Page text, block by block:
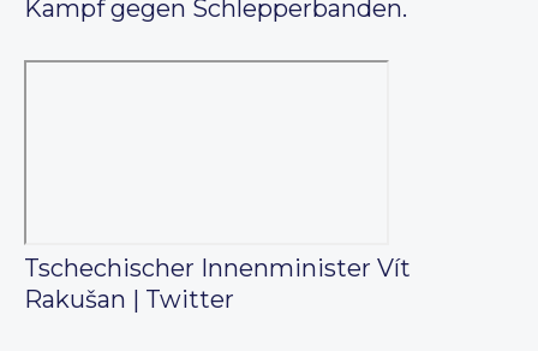
Kampf gegen Schlepperbanden.
Tschechischer Innenminister Vít
Rakušan | Twitter